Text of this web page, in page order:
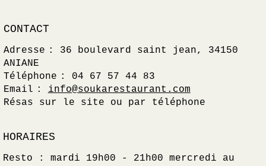
CONTACT
Adresse : 36 boulevard saint jean, 34150
ANIANE
Téléphone : 04 67 57 44 83
Email : info@soukarestaurant.com
Résas sur le site ou par téléphone
HORAIRES
Resto : mardi 19h00 - 21h00 mercredi au